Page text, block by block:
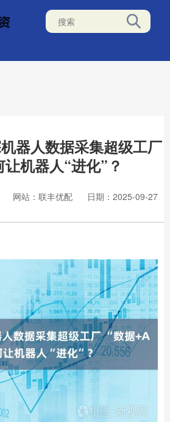
器人数据采集超级工厂
机器人“进化”？
网站：联丰优配
日期：2025-09-27